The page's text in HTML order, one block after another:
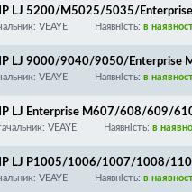
HP LJ 5200/M5025/5035/
VEAYE Наявність: в
HP LJ 9000/9040/9050/
VEAYE Наявність: в
HP LJ Enterprise M607/608/
+ втулки
VEAYE Наявність: в
HP LJ P1005/1006/1007/
M125/127/Canon MF4410/
VEAYE Наявність: в